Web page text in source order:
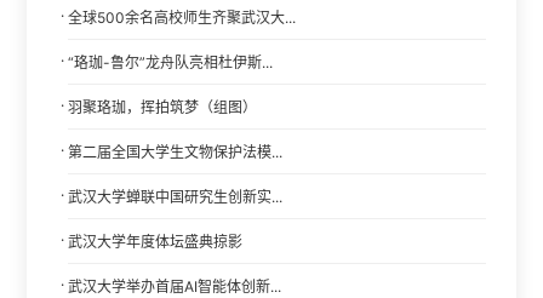
· 全球500余名高校师生齐聚武汉大...
· “珞珈-鲁尔”龙舟队亮相杜伊斯...
· 羽聚珞珈，挥拍筑梦（组图）
· 第二届全国大学生文物保护法模...
· 武汉大学蝉联中国研究生创新实...
· 武汉大学年度体坛盛典掠影
· 武汉大学举办首届AI智能体创新...